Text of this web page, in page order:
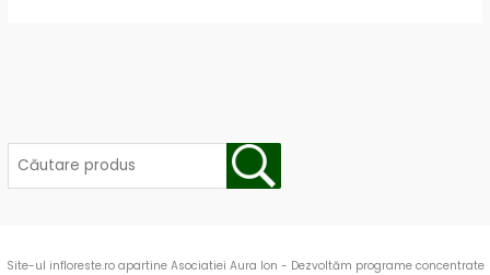
Site-ul infloreste.ro apartine Asociatiei Aura Ion - Dezvoltăm programe concentrate